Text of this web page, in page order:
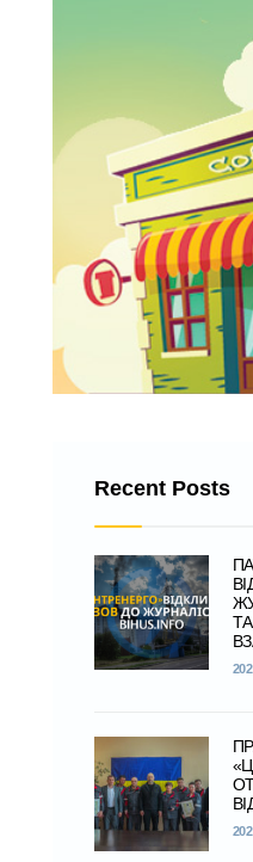
Recent Posts